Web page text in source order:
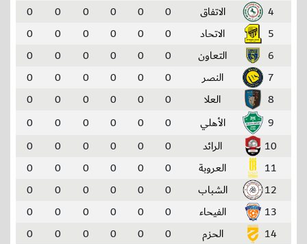
4
الاتفاق 0
0
0
0
0
0
5
الاتحاد 0
0
0
0
0
0
6
التعاون 0
0
0
0
0
0
7
النصر 0
0
0
0
0
0
8
العلا 0
0
0
0
0
0
9
الأهلي 0
0
0
0
0
0
10
الرائد 0
0
0
0
0
0
11
العروبة 0
0
0
0
0
0
12
الشباب 0
0
0
0
0
0
13
الفيحاء 0
0
0
0
0
0
14
الحزم 0
0
0
0
0
0